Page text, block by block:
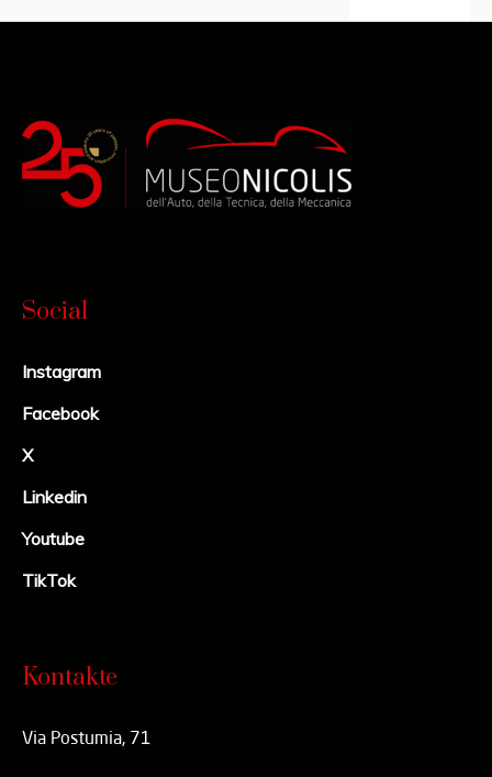
Social
Instagram
Facebook
X
Linkedin
Youtube
TikTok
Kontakte
Via Postumia, 71